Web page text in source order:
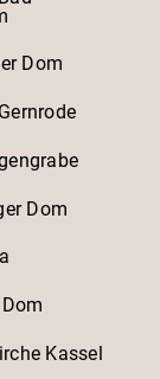
Dom
Dom
Kassel